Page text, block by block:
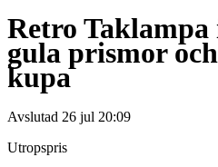
Retro
gula prismor
kupa
Avslutad 26 jul 20:09
Utropspris